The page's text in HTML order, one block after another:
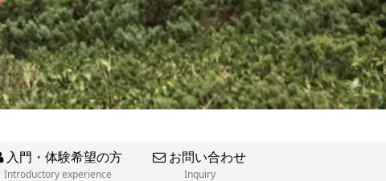
入門・体験希望の方
Introductory experience
お問い合わせ
Inquiry